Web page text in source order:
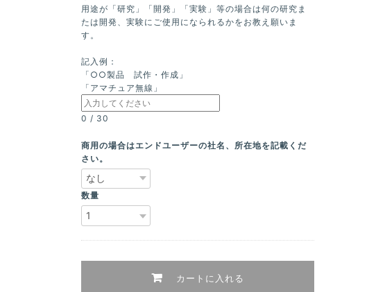
用途が「研究」「開発」「実験」等の場合は何の研究ま
たは開発、実験にご使用になられるかをお教え願いま
す。
記入例：
「○○製品 試作・作成」
「アマチュア無線」
0 / 30
商用の場合はエンドユーザーの社名、所在地を記載くだ
さい。
数量
カートに入れる